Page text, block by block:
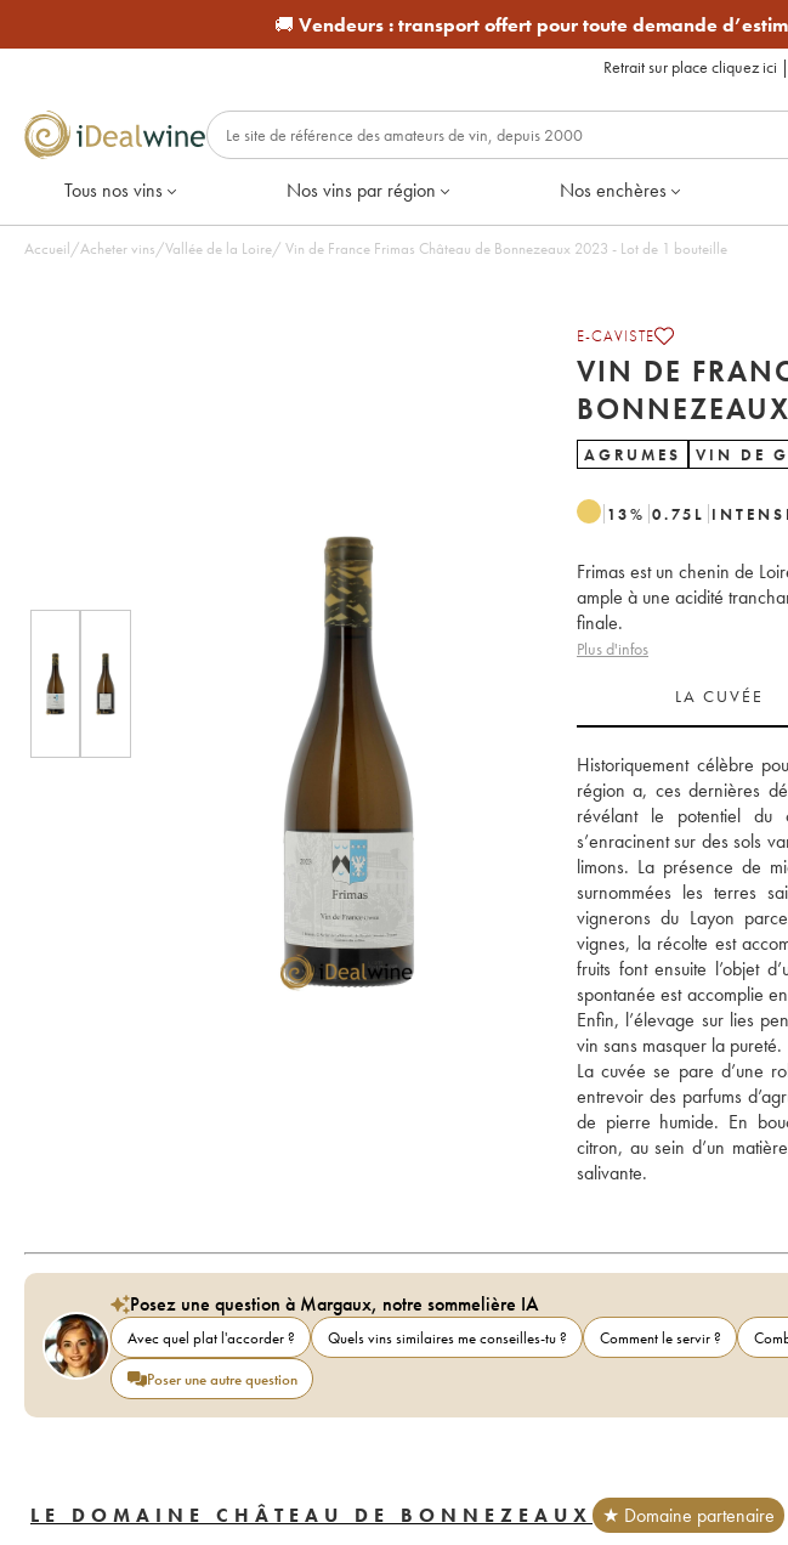
🚚 Vendeurs :transport offert pour toute demande
Retrait sur place cliquez ici |
Tous nos vins Nos vins par région Nos enchères
Accueil/Acheter vins/Vallée de la Loire/ Vin de France Frimas Château de Bonnezeaux 2023 - Lot de 1 bouteille
E-CAVISTE
VIN DE
AGRUMES VIN DE
13% 0.75 L
Frimas est un chenin de
ample à une acidité
finale.
Plus d'infos
LA CUVÉE
Historiquement célèbre
région a, ces dernières
révélant le potentiel du
s’enracinent sur des sols
limons. La présence de
surnommées les terres
vignerons du Layon
vignes, la récolte est
fruits font ensuite l’objet
spontanée est accomplie
Enfin, l’élevage sur lies
vin sans masquer la pureté.
La cuvée se pare d’une
entrevoir des parfums
de pierre humide. En
citron, au sein d’un
salivante.
Posez une question à Margaux, notre sommelière IA
Avec quel plat l'accorder ? Quels vins similaires me conseilles-tu ? Comment le servir ?
Poser une autre question
LE DOMAINE CHÂTEAU DE BONNEZEAUX
★ Domaine partenaire